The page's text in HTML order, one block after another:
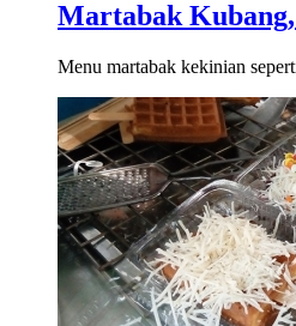
Martabak
Menu martabak kekinian